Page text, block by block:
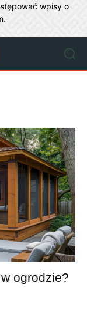
wpisy o
ogrodzie?